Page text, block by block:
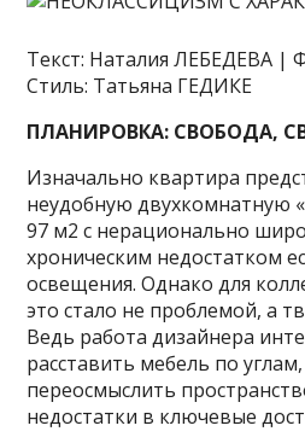
Текст: Наталия ЛЕБЕДЕВА |
Стиль: Татьяна ГЕДИКЕ
ПЛАНИРОВКА: СВОБОДА,
Изначально квартира
неудобную двухкомнатную
97 м2 с нерационально
хроническим недостатком
освещения. Однако для
это стало не проблемой, а
Ведь работа дизайнера
расставить мебель по
переосмыслить
недостатки в ключевые